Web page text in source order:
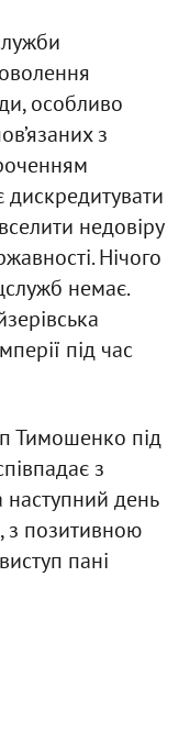
особливо
з
дискредитувати
недовіру
Нічого
немає.
під час
Тимошенко під
з
наступний день
з позитивною
пані